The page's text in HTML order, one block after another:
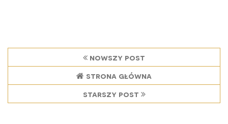
nowszy post
strona główna
starszy post